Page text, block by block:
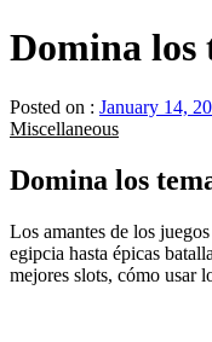
Domina los
Posted on : January 14,
Miscellaneous
Domina los
Los amantes de los
egipcia hasta épicas
mejores ​slots​, cómo usar